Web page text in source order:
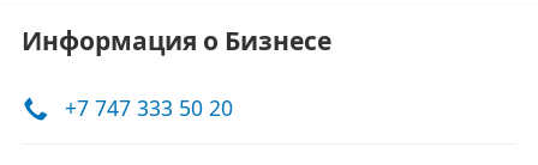
Информация о Бизнесе
+7 747 333 50 20